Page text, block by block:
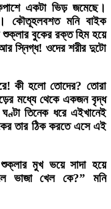
একটা ভিড় জমেছে।
কৌতূহলবশত মনি বাইক
বুকের রক্ত হিম হয়ে
স্নিগ্ধ! ওদের শরীর দুটো
কী হলো তোদের? তোরা
মধ্যে থেকে একজন বৃদ্ধ
তিনেক ধরে এইখানেই
তার ঠিক করতে এসে এই
মুখ ভয়ে সাদা হয়ে
ভাজা খেল কে?” মনি